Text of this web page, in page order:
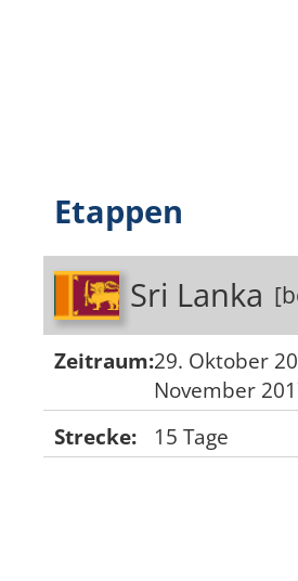
Etappen
Sri Lanka
Zeitraum:29. Oktober
November
Strecke:
15 Tage